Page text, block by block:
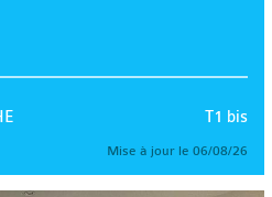
T1 bis
Mise à jour le 06/08/26